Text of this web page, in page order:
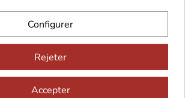
Conserverie Lachaud
5.65€ -18% 4.65€
Configurer
Rejeter
Accepter